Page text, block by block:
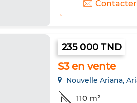
Contacter
235 000 TND
S3 en vente
Nouvelle Ariana,
110 m²